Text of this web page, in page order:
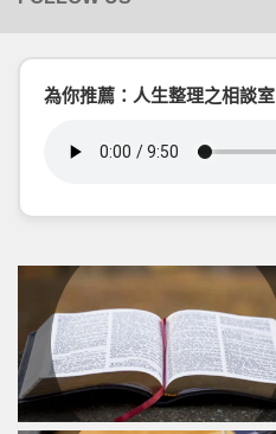
為你推薦：人生整理之相談室